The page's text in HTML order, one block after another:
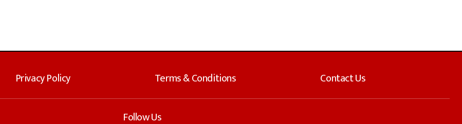
Privacy Policy Terms & Conditions Contact Us
Follow Us